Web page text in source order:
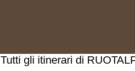
Tutti gli itinerari di